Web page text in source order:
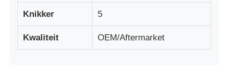
Thuis
Producten
Knikker 5
Kwaliteit OEM/Aftermarket